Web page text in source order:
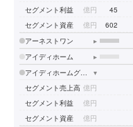
セグメント利益
億円 45
セグメント資産
億円 602
アーネストワン
▸
アイディホーム
▸
▾
セグメント売上高 億円
セグメント利益
億円
セグメント資産
億円